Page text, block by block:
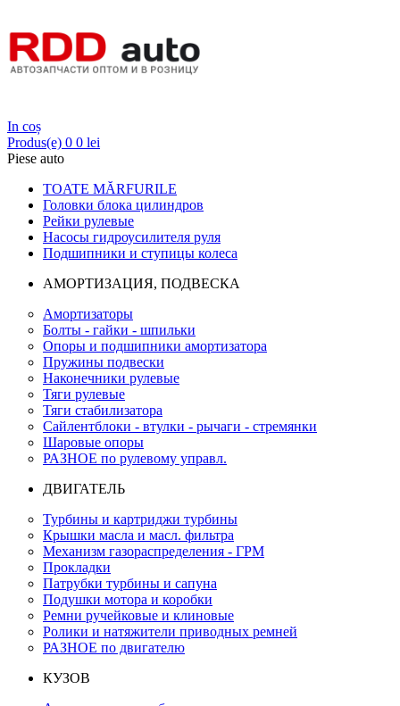
In coș
Produs(e) 0 0 lei
Piese auto
TOATE MĂRFURILE
Головки блока цилиндров
Рейки рулевые
Насосы гидроусилителя руля
Подшипники и ступицы колеса
АМОРТИЗАЦИЯ, ПОДВЕСКА
Амортизаторы
Болты - гайки - шпильки
Опоры и подшипники амортизатора
Пружины подвески
Наконечники рулевые
Тяги рулевые
Тяги стабилизатора
Сайлентблоки - втулки - рычаги - стремянки
Шаровые опоры
РАЗНОЕ по рулевому управл.
ДВИГАТЕЛЬ
Турбины и картриджи турбины
Крышки масла и масл. фильтра
Механизм газораспределения - ГРМ
Прокладки
Патрубки турбины и сапуна
Подушки мотора и коробки
Ремни ручейковые и клиновые
Ролики и натяжители приводных ремней
РАЗНОЕ по двигателю
КУЗОВ